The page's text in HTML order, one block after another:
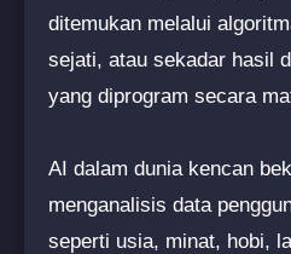
ditemukan melalui
sejati, atau sekadar hasil
yang diprogram secara
AI dalam dunia kencan
menganalisis data
seperti usia, minat, hobi,